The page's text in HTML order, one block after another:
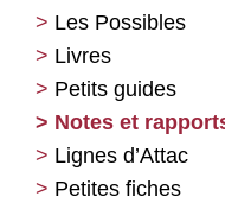
Les Possibles
Livres
Petits guides
Notes et
Lignes d’Attac
Petites fiches